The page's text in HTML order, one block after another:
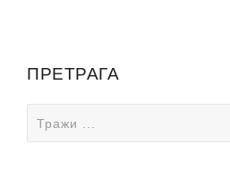
ПРЕТРАГА
for: